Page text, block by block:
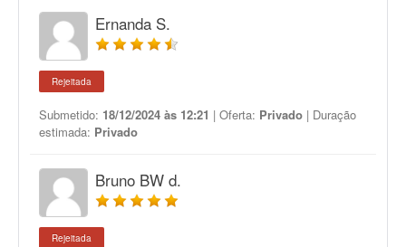
Ernanda S.
Rejeitada
Submetido: 18/12/2024 às 12:21 | Oferta: Privado | Duração
estimada: Privado
Bruno BW d.
Rejeitada